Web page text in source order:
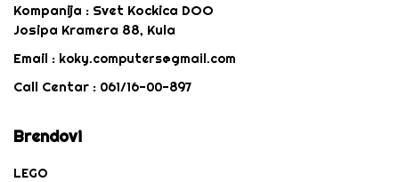
Kompanija : Svet Kockica DOO
Josipa Kramera 88, Kula
Email : koky.computers@gmail.com
Call Centar : 061/16-00-897
Brendovi
LEGO